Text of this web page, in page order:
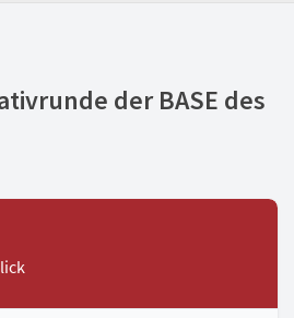
der BASE des